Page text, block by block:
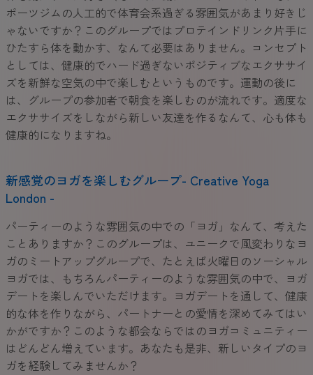
ポーツジムの人工的で体育会系過ぎる雰囲気があまり好きじ
ゃないですか？このグループではプロテインドリンク片手に
ひたすら体を動かす、なんて必要はありません。コンセプト
としては、健康的でハード過ぎないポジティブなエクササイ
ズを新鮮な空気の中で楽しむというものです。運動の後に
は、グループの参加者で朝食を楽しむのが流れです。適度な
エクササイズをしながら新しい友達を作るなんて、心も体も
健康的になりますね。
新感覚のヨガを楽しむグループ- Creative Yoga
London -
パーティーのような雰囲気の中での「ヨガ」なんて、考えた
ことありますか？このグループは、ユニークで風変わりなヨ
ガのミートアップグループで、たとえば火曜日のソーシャル
ヨガでは、もちろんパーティーのような雰囲気の中で、ヨガ
デートを楽しんでいただけます。ヨガデートを通して、健康
的な体を作りながら、パートナーとの愛情を深めてみてはい
かがですか？このような都会ならではのヨガコミュニティー
はどんどん増えています。あなたも是非、新しいタイプのヨ
ガを経験してみませんか？